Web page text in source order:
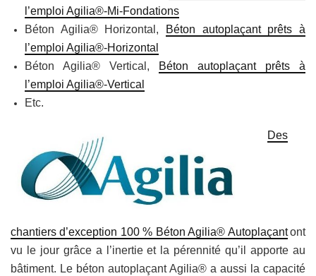
l’emploi Agilia®-Mi-Fondations
Béton Agilia® Horizontal,
Béton autoplaçant prêts à
l’emploi Agilia®-Horizontal
Béton Agilia® Vertical,
Béton autoplaçant prêts à
l’emploi Agilia®-Vertical
Etc.
Des
chantiers d’exception 100 % Béton Agilia® Autoplaçant ont
vu le jour grâce a l’inertie et la pérennité qu’il apporte au
bâtiment. Le béton autoplaçant Agilia® a aussi la capacité